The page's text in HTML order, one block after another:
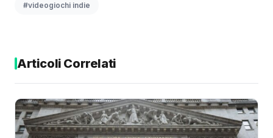
#videogiochi indie
Articoli Correlati